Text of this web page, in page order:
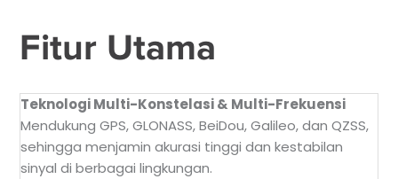
Fitur Utama
Teknologi Multi-Konstelasi & Multi-Frekuensi
Mendukung GPS, GLONASS, BeiDou, Galileo, dan QZSS,
sehingga menjamin akurasi tinggi dan kestabilan
sinyal di berbagai lingkungan.